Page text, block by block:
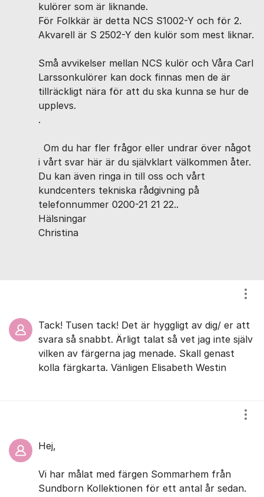
kulörer som är liknande.
För Folkkär är detta NCS S1002-Y och för 2.
Akvarell är S 2502-Y den kulör som mest liknar.
Små avvikelser mellan NCS kulör och Våra Carl
Larssonkulörer kan dock finnas men de är
tillräckligt nära för att du ska kunna se hur de
upplevs.
.
Om du har fler frågor eller undrar över något
i vårt svar här är du självklart välkommen åter.
Du kan även ringa in till oss och vårt
kundcenters tekniska rådgivning på
telefonnummer 0200-21 21 22..
Hälsningar
Christina
Tack! Tusen tack! Det är hyggligt av dig/ er att
svara så snabbt. Ärligt talat så vet jag inte själv
vilken av färgerna jag menade. Skall genast
kolla färgkarta. Vänligen Elisabeth Westin
Hej,
Vi har målat med färgen Sommarhem från
Sundborn Kollektionen för ett antal år sedan.